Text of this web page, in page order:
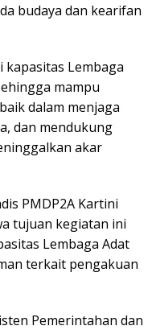
budaya dan kearifan
Lembaga
mampu
dalam menjaga
dan mendukung
akar
PMDP2A Kartini
tujuan kegiatan ini
Lembaga Adat
terkait pengakuan
Pemerintahan dan